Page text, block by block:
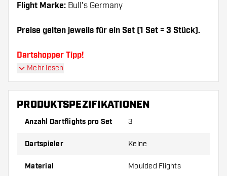
Flight Marke: Bull's Germany
Preise gelten jeweils für ein Set (1 Set = 3 Stück).
Dartshopper Tipp!
Sorgen Sie für genügend Ersatz Flights und
abnutzen oder brechen.
Material oder eine andere Dicke der Flights aus,
um herauszufinden, welche Variante am besten
Mehr lesen
PRODUKTSPEZIFIKATIONEN
Anzahl Dartflights pro Set 3
Dartspieler Keine
Material Moulded Flights